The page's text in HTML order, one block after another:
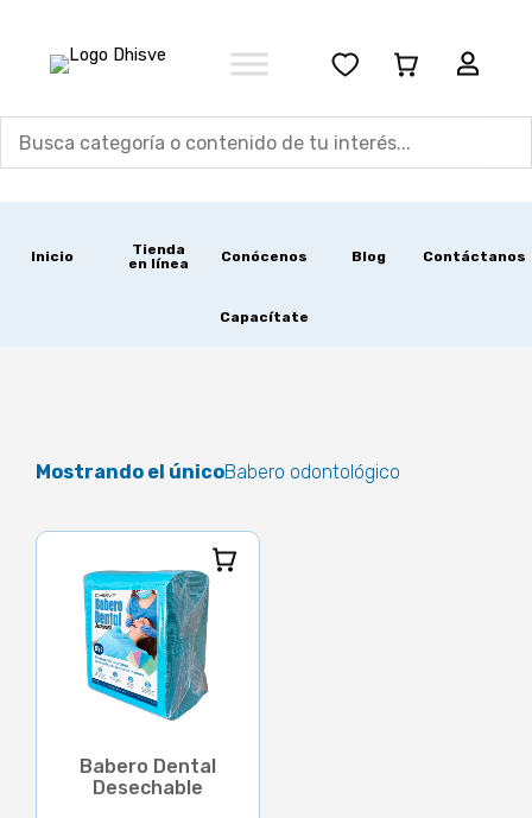
contenido
Inicio
Tienda
en línea
Conócenos Blog Contáctanos
Capacítate
Mostrando el únicoBabero odontológico
Babero Dental
Desechable